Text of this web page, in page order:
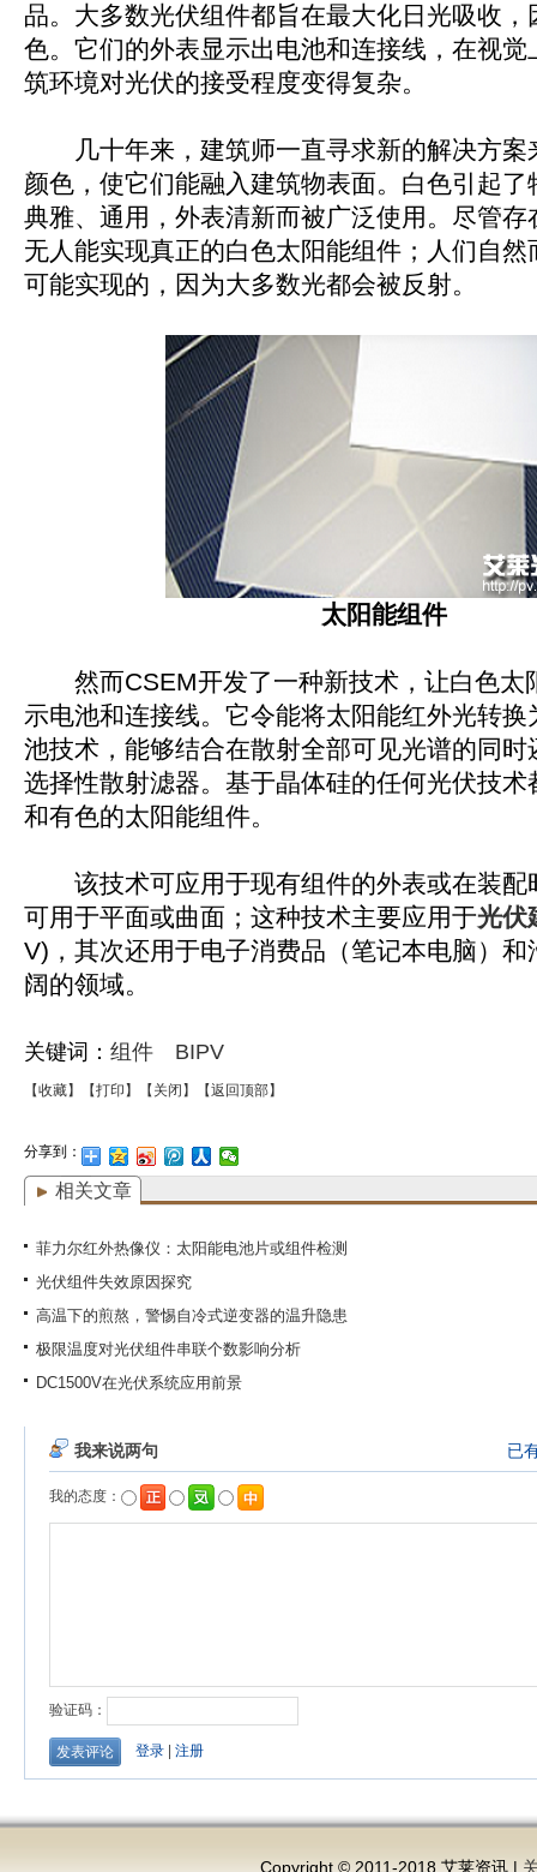
品。大多数光伏组件都旨在最大化日光吸收，
色。它们的外表显示出电池和连接线，在视觉
筑环境对光伏的接受程度变得复杂。
几十年来，建筑师一直寻求新的解决方案
颜色，使它们能融入建筑物表面。白色引起
典雅、通用，外表清新而被广泛使用。尽管存
无人能实现真正的白色太阳能组件；人们自
可能实现的，因为大多数光都会被反射。
太阳能组件
然而CSEM开发了一种新技术，让白色太
示电池和连接线。它令能将太阳能红外光转
池技术，能够结合在散射全部可见光谱的同时
选择性散射滤器。基于晶体硅的任何光伏技术
和有色的太阳能组件。
该技术可应用于现有组件的外表或在装配
可用于平面或曲面；这种技术主要应用于光伏
V)，其次还用于电子消费品（笔记本电脑）和
阔的领域。
关键词： 组件 BIPV
【收藏】 【打印】 【关闭】 【返回顶部】
分享到：
相关文章
菲力尔红外热像仪：太阳能电池片或组件检测
光伏组件失效原因探究
高温下的煎熬，警惕自冷式逆变器的温升隐患
极限温度对光伏组件串联个数影响分析
DC1500V在光伏系统应用前景
Copyright © 2011-2018 艾莱资讯 |